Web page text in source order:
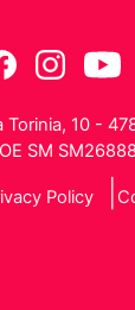
Torinia, 10 -
SM SM26888
Policy